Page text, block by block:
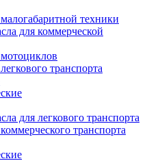
техники
для коммерческой
транспорта
для легкового транспорта
транспорта